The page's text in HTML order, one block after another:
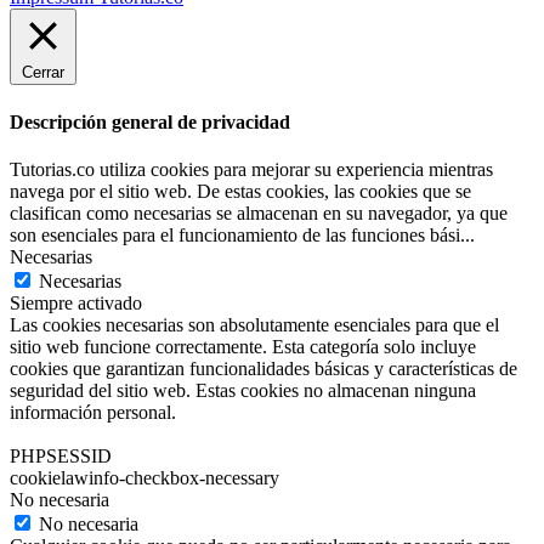
Cerrar
Descripción general de privacidad
Tutorias.co utiliza cookies para mejorar su experiencia mientras
navega por el sitio web. De estas cookies, las cookies que se
clasifican como necesarias se almacenan en su navegador, ya que
son esenciales para el funcionamiento de las funciones bási...
Necesarias
Necesarias
Siempre activado
Las cookies necesarias son absolutamente esenciales para que el
sitio web funcione correctamente. Esta categoría solo incluye
cookies que garantizan funcionalidades básicas y características de
seguridad del sitio web. Estas cookies no almacenan ninguna
información personal.
PHPSESSID
cookielawinfo-checkbox-necessary
No necesaria
No necesaria